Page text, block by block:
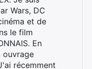
Wars, DC
et de
le film
En
ouvrage
récemment